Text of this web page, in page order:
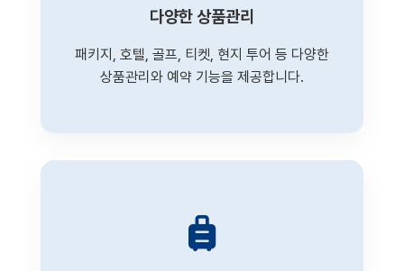
다양한 상품관리
패키지, 호텔, 골프, 티켓, 현지 투어 등 다양한
상품관리와 예약 기능을 제공합니다.